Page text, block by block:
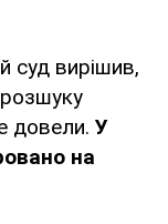
суд вирішив,
довели. У
на